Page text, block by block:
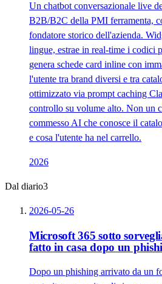
Un chatbot conversazionale live
B2B/B2C della PMI ferramenta,
fondatore storico dell'azienda.
lingue, estrae in real-time i codici
genera schede card inline con
l'utente tra brand diversi e tra
ottimizzato via prompt caching
controllo su volume alto. Non un
commesso AI che conosce il
e cosa l'utente ha nel carrello.
2026
Dal diario3
2026-05-26
Microsoft 365 sotto
fatto in casa dopo un
Dopo un phishing arrivato da un